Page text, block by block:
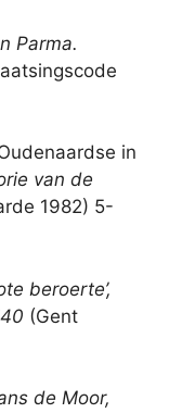
Parma.
in
van de
1982) 5-
beroerte’,
(Gent
de Moor,